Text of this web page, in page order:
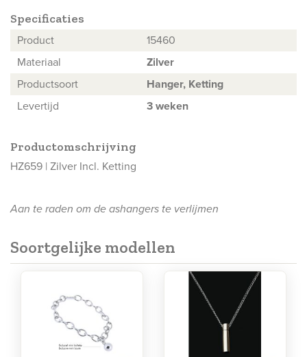
Specificaties
Product
15460
Materiaal
Zilver
Productsoort
Hanger, Ketting
Levertijd
3 weken
Productomschrijving
HZ659 | Zilver Incl. Ketting
Aan te raden om de ashangers te verlijmen
Soortgelijke modellen